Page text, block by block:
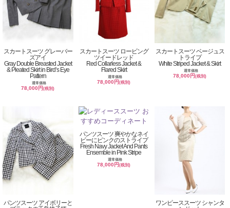
スカートスーツ グレーバー
ズアイ
Gray Double Breasted Jacket
& Pleated Skirt in Bird’s Eye
Pattern
通常価格
78,000円(税別)
スカートスーツ ロービング
ツイードレッド
Red Collarless Jacket &
Flared Skirt
通常価格
78,000円(税別)
スカートスーツ ベージュス
トライプ
White Striped Jacket & Skirt
通常価格
78,000円(税別)
パンツスーツ アイボリーと
パンツスーツ 爽やかなネイ
ビーにピンクのストライプ
Fresh Navy Jacket And Pants
Ensemble in Pink Stripe
通常価格
78,000円(税別)
ワンピーススーツ シャンタ